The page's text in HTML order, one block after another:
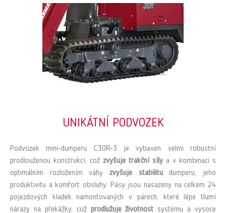
UNIKÁTNÍ PODVOZEK
Podvozek mini-dumperu C30R-3 je vybaven velmi robustní
prodlouženou konstrukcí, což zvyšuje trakční síly a v kombinaci s
optimálním rozložením váhy zvyšuje stabilitudumperu, jeho
produktivitu a komfort obsluhy. Pásy jsou nasazeny na celkem 24
pojezdových kladek namontovaných v párech, které lépe tlumí
nárazy na překážky, což prodlužuje životnost systému a vysoce